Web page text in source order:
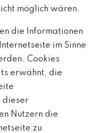
möglich wären.
die Informationen
im Sinne
Cookies
erwähnt, die
dieser
Nutzern die
zu